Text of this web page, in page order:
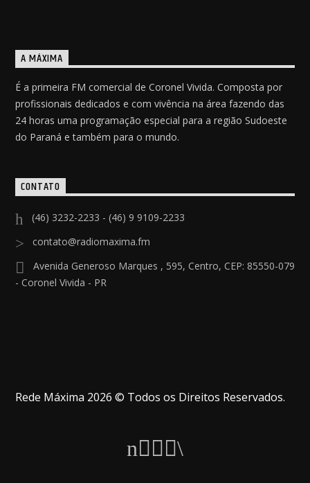
A MÁXIMA
É a primeira FM comercial de Coronel Vivida. Composta por
profissionais dedicados e com vivência na área fazendo das
24 horas uma programação especial para a região Sudoeste
do Paraná e também para o mundo.
CONTATO
(46) 3232-2233 - (46) 9 9109-2233
contato@radiomaxima.fm
Avenida Generoso Marques , 595, Centro, CEP: 85550-079
- Coronel Vivida - PR
Rede Máxima 2026 © Todos os Direitos Reservados.